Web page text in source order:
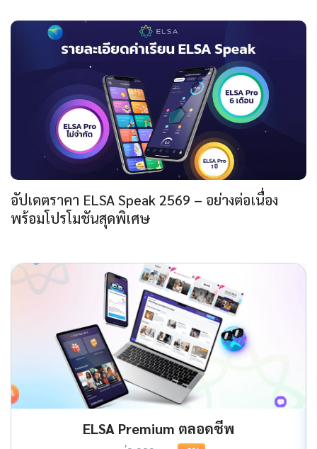
อัปเดตราคา ELSA Speak 2569 – อย่างต่อเนื่อง
พร้อมโปรโมชันสุดพิเศษ
ELSA Premium ตลอดชีพ